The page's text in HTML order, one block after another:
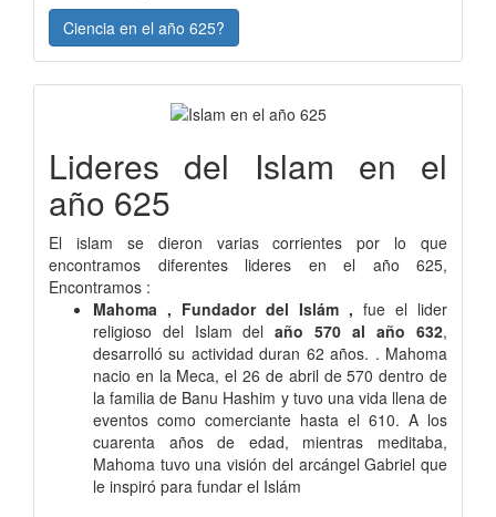
Ciencia en el año 625?
Lideres del Islam en el
año 625
El islam se dieron varias corrientes por lo que
encontramos diferentes lideres en el año 625,
Encontramos :
Mahoma , Fundador del Islám , fue el lider
religioso del Islam del año 570 al año 632,
desarrolló su actividad duran 62 años. . Mahoma
nacio en la Meca, el 26 de abril de 570 dentro de
la familia de Banu Hashim y tuvo una vida llena de
eventos como comerciante hasta el 610. A los
cuarenta años de edad, mientras meditaba,
Mahoma tuvo una visión del arcángel Gabriel que
le inspiró para fundar el Islám